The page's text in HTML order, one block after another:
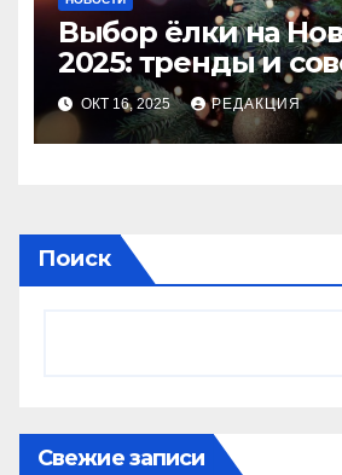
Выбор ёлки на
2025: тренды и
идеального
ОКТ 16, 2025 РЕДАКЦИЯ
Поиск
Свежие записи